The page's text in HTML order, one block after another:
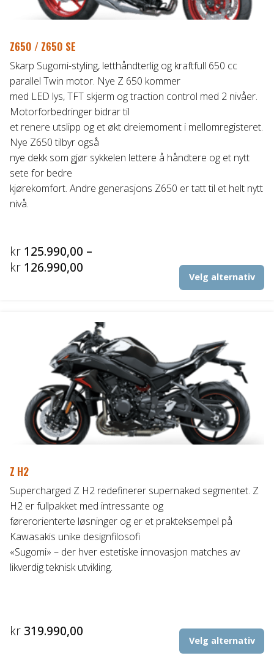
Z650 / Z650 SE
Skarp Sugomi-styling, letthåndterlig og kraftfull 650 cc
parallel Twin motor. Nye Z 650 kommer
med LED lys, TFT skjerm og traction control med 2 nivåer.
Motorforbedringer bidrar til
et renere utslipp og et økt dreiemoment i mellomregisteret.
Nye Z650 tilbyr også
nye dekk som gjør sykkelen lettere å håndtere og et nytt
sete for bedre
kjørekomfort. Andre generasjons Z650 er tatt til et helt nytt
nivå.
kr 125.990,00 –
kr 126.990,00Prisområde:
Velg alternativ
Z H2
Supercharged Z H2 redefinerer supernaked segmentet. Z
H2 er fullpakket med intressante og
førerorienterte løsninger og er et prakteksempel på
Kawasakis unike designfilosofi
«Sugomi» – der hver estetiske innovasjon matches av
likverdig teknisk utvikling.
kr 319.990,00
Velg alternativ